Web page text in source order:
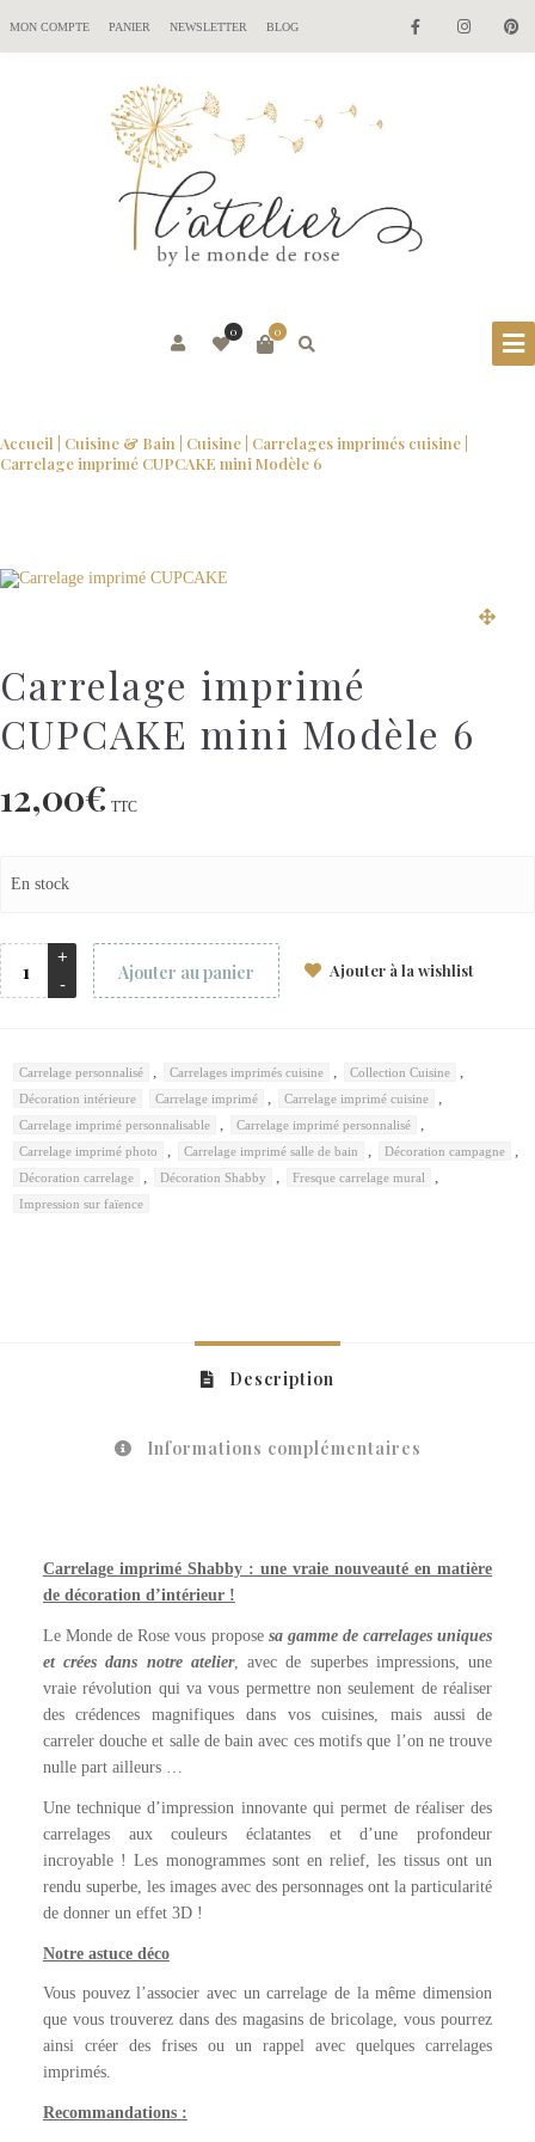
MON COMPTE PANIER NEWSLETTER BLOG
0
0
Accueil Cuisine & Bain Cuisine Carrelages imprimés cuisine
Carrelage imprimé CUPCAKE mini Modèle 6
Carrelage imprimé
CUPCAKE mini Modèle 6
12,00€ TTC
En stock
Ajouter au panier Ajouter à la wishlist
Carrelage personnalisé , Carrelages imprimés cuisine , Collection Cuisine ,
Décoration intérieure Carrelage imprimé , Carrelage imprimé cuisine ,
Carrelage imprimé personnalisable , Carrelage imprimé personnalisé ,
Carrelage imprimé photo , Carrelage imprimé salle de bain , Décoration campagne ,
Décoration carrelage , Décoration Shabby , Fresque carrelage mural ,
Impression sur faïence
Description
Informations complémentaires
Carrelage imprimé Shabby : une vraie nouveauté en matière
de décoration d’intérieur !
Le Monde de Rose vous propose sa gamme de carrelages uniques
et crées dans notre atelier, avec de superbes impressions, une
vraie révolution qui va vous permettre non seulement de réaliser
des crédences magnifiques dans vos cuisines, mais aussi de
carreler douche et salle de bain avec ces motifs que l’on ne trouve
nulle part ailleurs …
Une technique d’impression innovante qui permet de réaliser des
carrelages aux couleurs éclatantes et d’une profondeur
incroyable ! Les monogrammes sont en relief, les tissus ont un
rendu superbe, les images avec des personnages ont la particularité
de donner un effet 3D !
Notre astuce déco
Vous pouvez l’associer avec un carrelage de la même dimension
que vous trouverez dans des magasins de bricolage, vous pourrez
ainsi créer des frises ou un rappel avec quelques carrelages
imprimés.
Recommandations :